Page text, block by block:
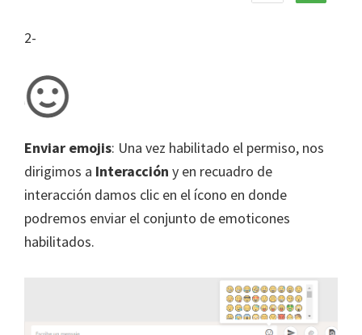
2-
Enviar emojis: Una vez habilitado el permiso, nos
dirigimos a Interacción y en recuadro de
interacción damos clic en el ícono en donde
podremos enviar el conjunto de emoticones
habilitados.